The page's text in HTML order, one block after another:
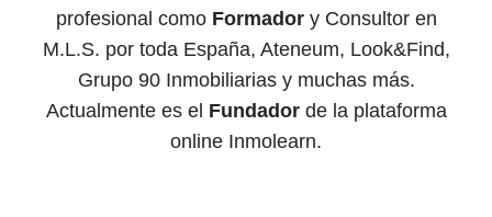
profesional como Formadory Consultor en
M.L.S. por toda España, Ateneum, Look&Find,
Grupo 90 Inmobiliarias y muchas más.
Actualmente es el Fundadorde la plataforma
online Inmolearn.